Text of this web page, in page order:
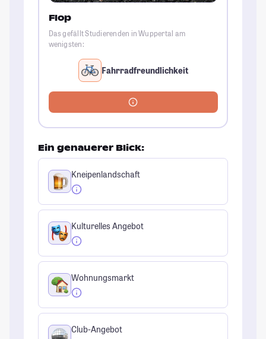
Flop
Das gefällt Studierenden in Wuppertal am
wenigsten:
Fahrradfreundlichkeit
Ein genauerer Blick:
Kneipenlandschaft
Kulturelles Angebot
Wohnungsmarkt
Club-Angebot